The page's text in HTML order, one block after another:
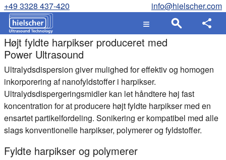
+49 3328 437-420 info@hielscher.com
Højt fyldte harpikser produceret med
Power Ultrasound
Ultralydsdispersion giver mulighed for effektiv og homogen
inkorporering af nanofyldstoffer i harpikser.
Ultralydsdispergeringsmidler kan let håndtere høj fast
koncentration for at producere højt fyldte harpikser med en
ensartet partikelfordeling. Sonikering er kompatibel med alle
slags konventionelle harpikser, polymerer og fyldstoffer.
Fyldte harpikser og polymerer